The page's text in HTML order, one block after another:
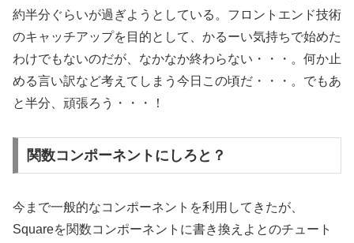
約半分ぐらいが過ぎようとしている。フロントエンド技術
のキャッチアップを目的として、かるーい気持ちで始めた
わけでもないのだが、なかなか終わらない・・・。何か止
める言い訳など考えてしまう今日この頃だ・・・。でもあ
と半分、頑張ろう・・・！
関数コンポーネントにしろと？
今まで一般的なコンポーネントを利用してきたが、
Squareを関数コンポーネントに書き換えよとのチュート